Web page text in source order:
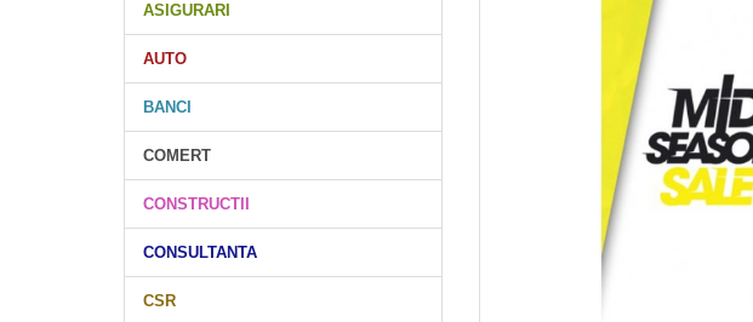
ASIGURARI
AUTO
BANCI
COMERT
CONSTRUCTII
CONSULTANTA
CSR